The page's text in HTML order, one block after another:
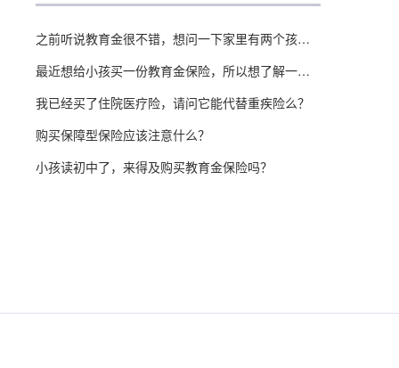
之前听说教育金很不错，想问一下家里有两个孩子该怎么给孩子配置教育金保险？
最近想给小孩买一份教育金保险，所以想了解一下，教育金保险有哪些优缺点？
我已经买了住院医疗险，请问它能代替重疾险么？
购买保障型保险应该注意什么？
小孩读初中了，来得及购买教育金保险吗？